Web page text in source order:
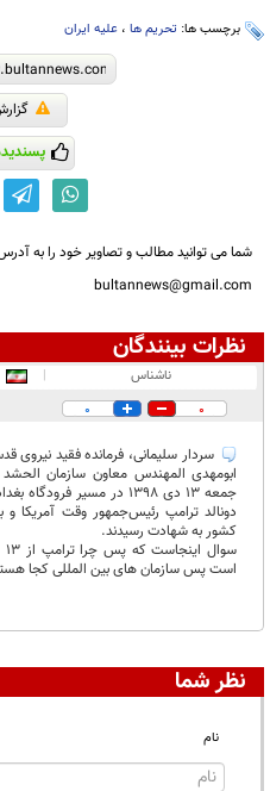
برچسب ها: تحریم ها ، علیه ایران
شما می توانید مطالب و تصاویر خود را به
bultannews@gmail.com
نظرات بینندگان
در انتظار بررسی:
ناشناس |
0
0
سردار سلیمانی، فرمانده فقید نیروی
ابومهدی المهندس معاون سازمان
جمعه ۱۳ دی ۱۳۹۸ در مسیر
دونالد ترامپ رئیس‌جمهور وقت
کشور به شهادت رسیدند.
است پس سازمان های بین المللی کجا
نظر شما
نام